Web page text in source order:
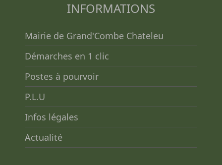
INFORMATIONS
Mairie de Grand'Combe Chateleu
Démarches en 1 clic
Postes à pourvoir
P.L.U
Infos légales
Actualité